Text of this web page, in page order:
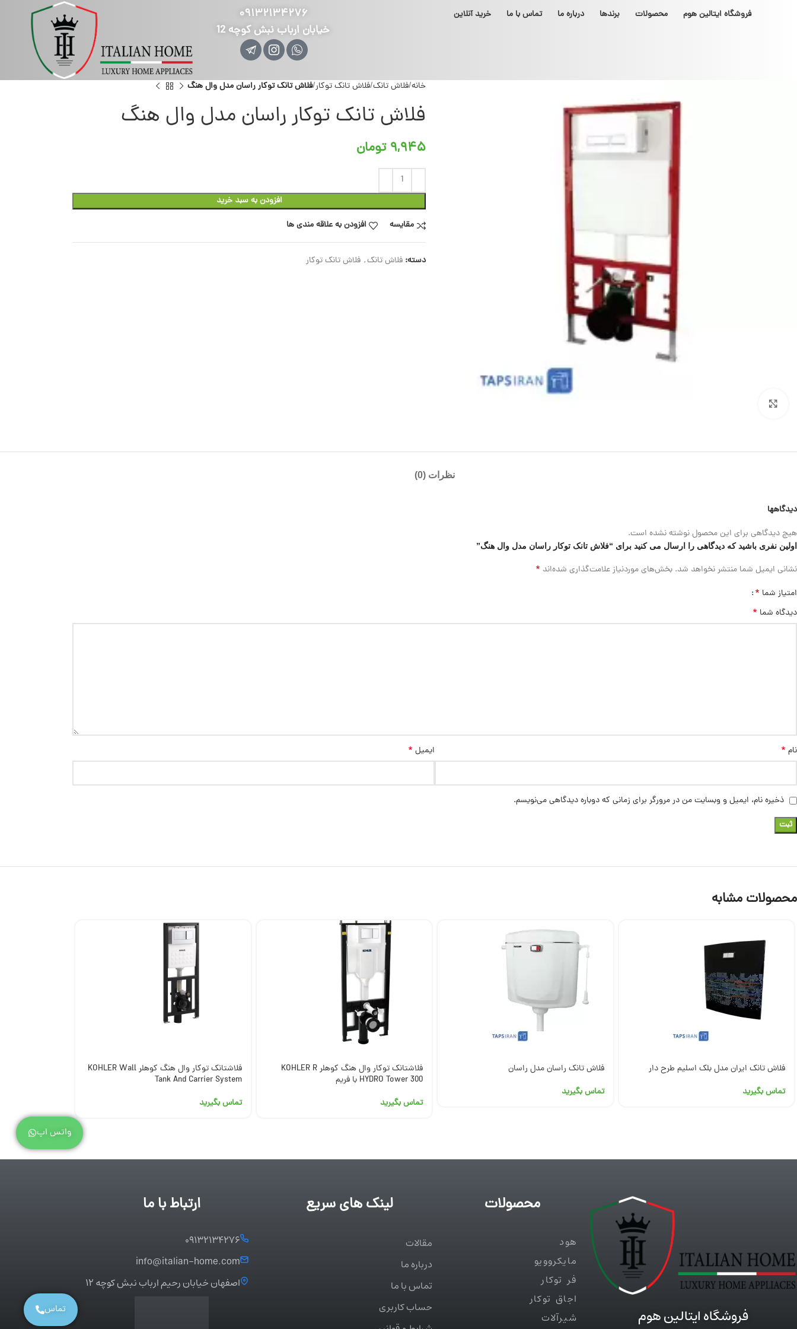
فروشگاه ایتالین هوم محصولات برندها درباره ما تماس با ما خرید آنلاین
۰۹۱۳۲۱۳۴۲۷۶
خیابان ارباب نبش کوچه 12
خانه فلاش تانک فلاش تانک توکار فلاش تانک توکار راسان مدل وال هنگ
فلاش تانک توکار راسان مدل وال هنگ
۹,۹۴۵ تومان
افزودن به سبد خرید
مقایسه
افزودن به علاقه مندی ها
دسته: فلاش تانک, فلاش تانک توکار
نظرات (0)
دیدگاهها
هیچ دیدگاهی برای این محصول نوشته نشده است.
اولین نفری باشید که دیدگاهی را ارسال می کنید برای “فلاش تانک توکار راسان مدل وال هنگ”
نشانی ایمیل شما منتشر نخواهد شد. بخش‌های موردنیاز علامت‌گذاری شده‌اند *
امتیاز شما *
دیدگاه شما *
نام * ایمیل *
ذخیره نام، ایمیل و وبسایت من در مرورگر برای زمانی که دوباره دیدگاهی می‌نویسم.
محصولات مشابه
فلاش تانک ایران مدل بلک اسلیم طرح دار
تماس بگیرید
فلاش تانک راسان مدل راسان
تماس بگیرید
فلاشتانک توکار وال هنگ کوهلر KOHLER R
HYDRO Tower 300 با فریم
تماس بگیرید
فلاشتانک توکار وال هنگ کوهلر KOHLER Wall
Tank And Carrier System
تماس بگیرید
فروشگاه ایتالین هوم
محصولات
هود
مایکروویو
فر توکار
اجاق توکار
شیرآلات
لینک های سریع
مقالات
درباره ما
تماس با ما
حساب کاربری
ارتباط با ما
۰۹۱۳۲۱۳۴۲۷۶
info@italian-home.com
اصفهان خیابان رحیم ارباب نبش کوچه ۱۲
تماس
واتس اپ